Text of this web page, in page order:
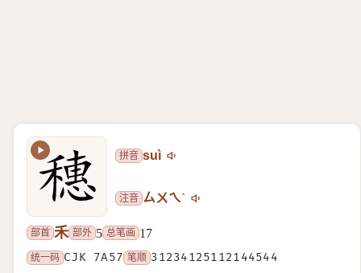
拼音 suì
注音 ㄙㄨㄟˋ
部首 禾 部外 5 总笔画 17
统一码 CJK 7A57 笔顺 31234125112144544